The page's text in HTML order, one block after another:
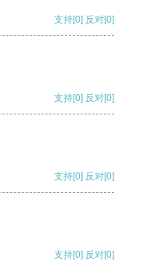
支持[0] 反对[0]
支持[0] 反对[0]
支持[0] 反对[0]
支持[0] 反对[0]